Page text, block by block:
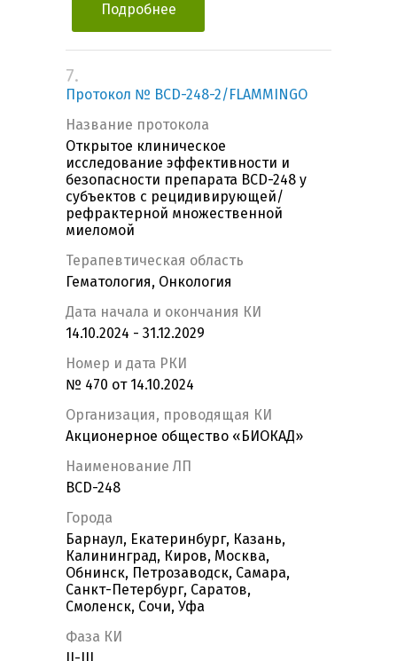
Подробнее
7.
Протокол № BCD-248-2/FLAMMINGO
Название протокола
Открытое клиническое
исследование эффективности и
безопасности препарата BCD-248 у
субъектов с рецидивирующей/
рефрактерной множественной
миеломой
Терапевтическая область
Гематология, Онкология
Дата начала и окончания КИ
14.10.2024 - 31.12.2029
Номер и дата РКИ
№ 470 от 14.10.2024
Организация, проводящая КИ
Акционерное общество «БИОКАД»
Наименование ЛП
BCD-248
Города
Барнаул, Екатеринбург, Казань,
Калининград, Киров, Москва,
Обнинск, Петрозаводск, Самара,
Санкт-Петербург, Саратов,
Смоленск, Сочи, Уфа
Фаза КИ